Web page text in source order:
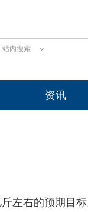
站内搜索
资讯
左右的预期目